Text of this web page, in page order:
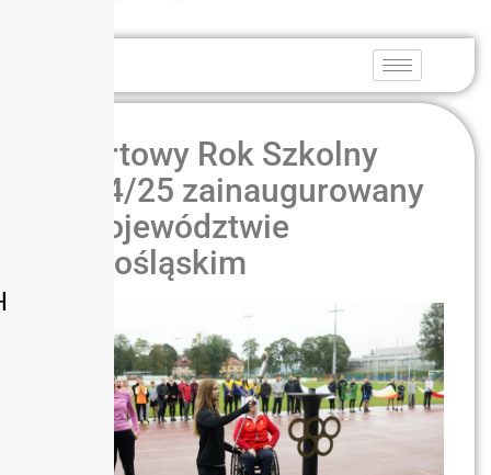
Sportowy Rok Szkolny
2024/25 zainaugurowany
w województwie
dolnośląskim